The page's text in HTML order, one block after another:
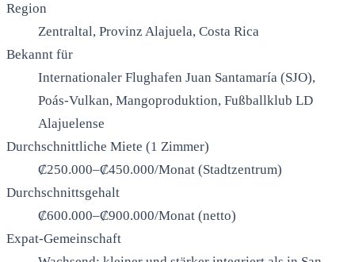
Region
Zentraltal, Provinz Alajuela, Costa Rica
Bekannt für
Internationaler Flughafen Juan Santamaría (SJO),
Poás-Vulkan, Mangoproduktion, Fußballklub LD
Alajuelense
Durchschnittliche Miete (1 Zimmer)
₡250.000–₡450.000/Monat (Stadtzentrum)
Durchschnittsgehalt
₡600.000–₡900.000/Monat (netto)
Expat-Gemeinschaft